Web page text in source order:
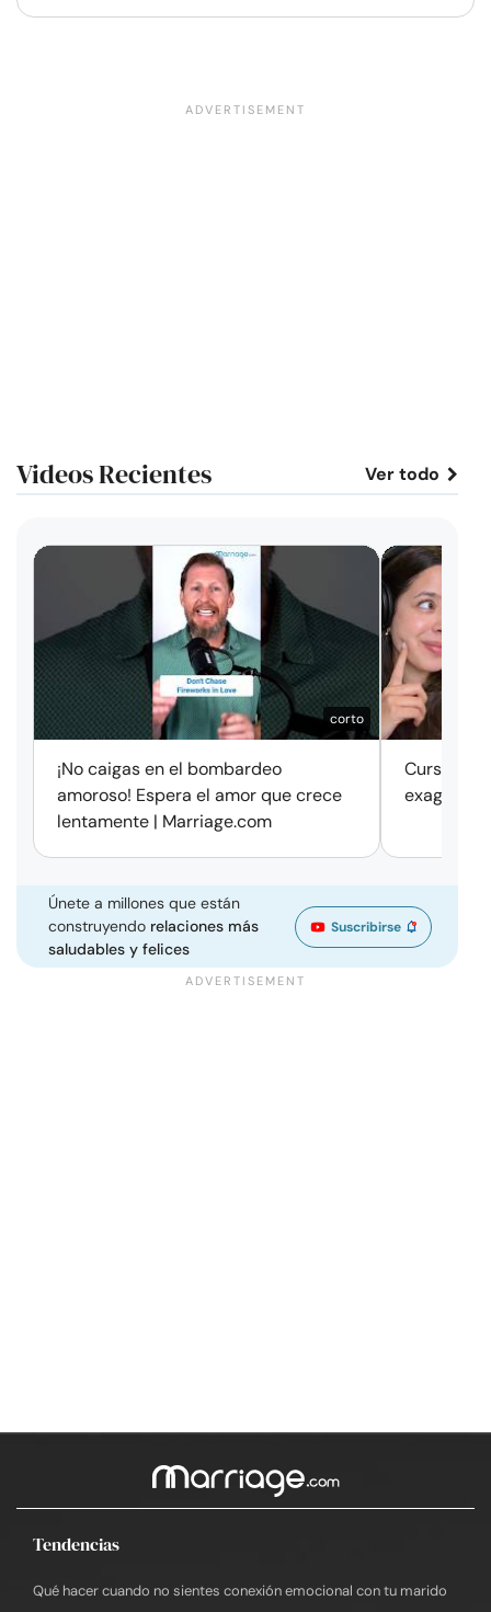
Videos Recientes Ver todo
corto
¡No caigas en el bombardeo
amoroso! Espera el amor que crece
lentamente | Marriage.com
Cursos
Únete a millones que están
construyendo relaciones más
saludables y felices
Suscribirse
Tendencias
Qué hacer cuando no sientes conexión emocional con tu marido